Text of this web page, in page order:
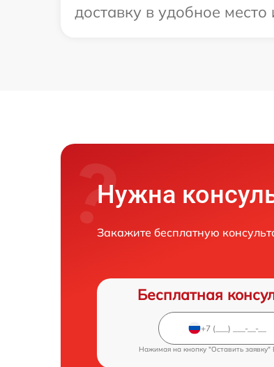
доставку в удобное место
Нужна
Закажите бесплатную
Бесплатная
Нажимая на кнопку "Оставить заявку"